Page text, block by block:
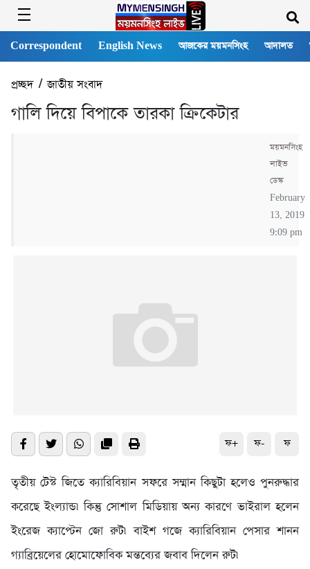
Correspondent English News আজকের ময়মনসিংহ আদালত
প্রচ্ছদ/জাতীয় সংবাদ
গালি দিয়ে বিপাকে তারকা ক্রিকেটার
ময়মনসিংহ
লাইভ
ডেস্ক
February
13, 2019
9:09 pm
ফ+ ফ- ফ
তৃতীয় টেস্ট জিতে ক্যারিবিয়ান সফরে সম্মান কিছুটা হলেও পুনরুদ্ধার
করেছে ইংল্যান্ড৷ কিন্তু সোশাল মিডিয়ায় অন্য কারণে ভাইরাল হলেন
ইংরেজ ক্যাপ্টেন জো রুট৷ বাইশ গজে ক্যারিবিয়ান পেসার শানন
গ্যাব্রিয়েলের হোমোফোবিক মন্তব্যের জবাব দিলেন রুট৷